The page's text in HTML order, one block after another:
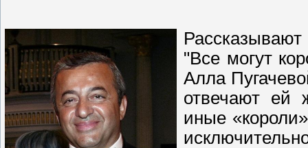
"Все могут
Алла
отвечают ей
иные